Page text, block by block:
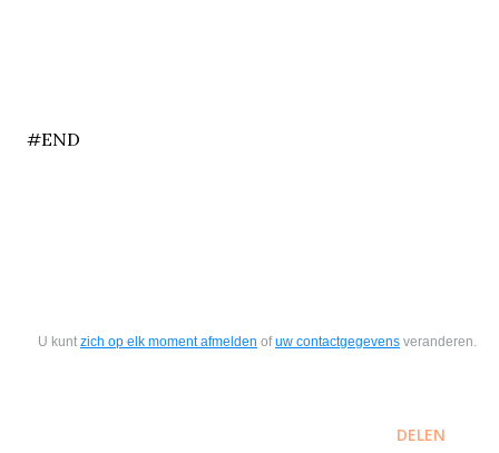
#END
U kunt zich op elk moment afmelden ofuw contactgegevens veranderen.
DELEN